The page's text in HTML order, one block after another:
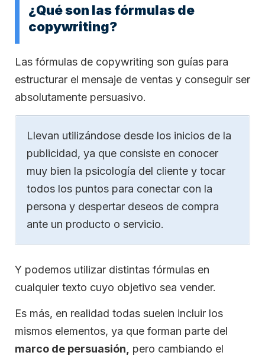
¿Qué son las fórmulas de
copywriting?
Las fórmulas de copywriting son guías para
estructurar el mensaje de ventas y conseguir ser
absolutamente persuasivo.
Llevan utilizándose desde los inicios de la
publicidad, ya que consiste en conocer
muy bien la psicología del cliente y tocar
todos los puntos para conectar con la
persona y despertar deseos de compra
ante un producto o servicio.
Y podemos utilizar distintas fórmulas en
cualquier texto cuyo objetivo sea vender.
Es más, en realidad todas suelen incluir los
mismos elementos, ya que forman parte del
marco de persuasión,
pero cambiando el